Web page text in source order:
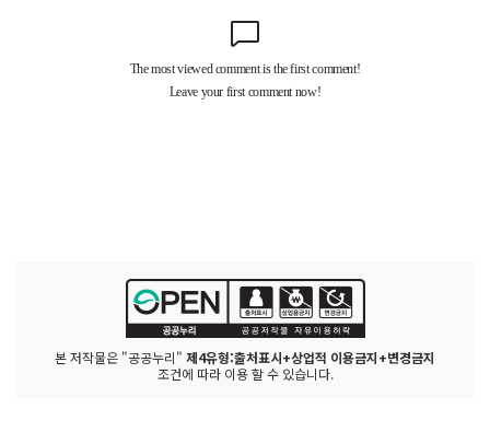
본 저작물은 "공공누리" 제4유형:출처표시+상업적 이용금지+변경금지
조건에 따라 이용 할 수 있습니다.